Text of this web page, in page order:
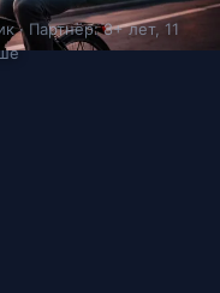
· Партнёр: 8+ лет, 11